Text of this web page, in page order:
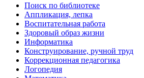
Поиск по библиотеке
Аппликация, лепка
Воспитательная работа
Здоровый образ жизни
Информатика
Конструирование, ручной труд
Коррекционная педагогика
Логопедия